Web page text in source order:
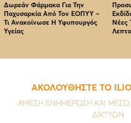
Δωρεάν Φάρμακα Για Την
Παχυσαρκία Από Τον EOΠΥΥ –
Τι Ανακοίνωσε Η Υφυπουργός
Υγείας
Νέες
ΑΚΟΛΟΥΘΗΣΤΕ ΤΟ
ΑΜΕΣΗ ΕΝΗΜΕΡΩΣΗ ΚΑΙ
ΔΙΚΤΥΩΝ